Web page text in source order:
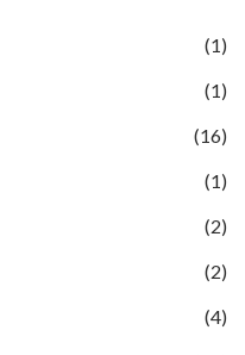
(1)
(1)
(16)
(1)
(2)
(2)
(4)